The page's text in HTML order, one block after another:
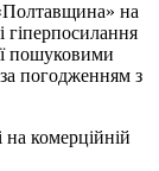
на
гіперпосилання
пошуковими
погодженням з
на комерційній